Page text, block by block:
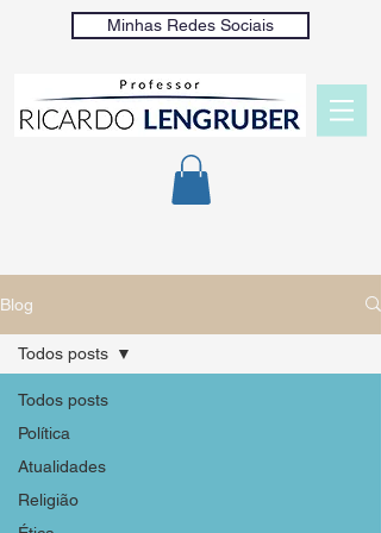
Minhas Redes Sociais
Blog
Todos posts
Política
Atualidades
Religião
Todos posts